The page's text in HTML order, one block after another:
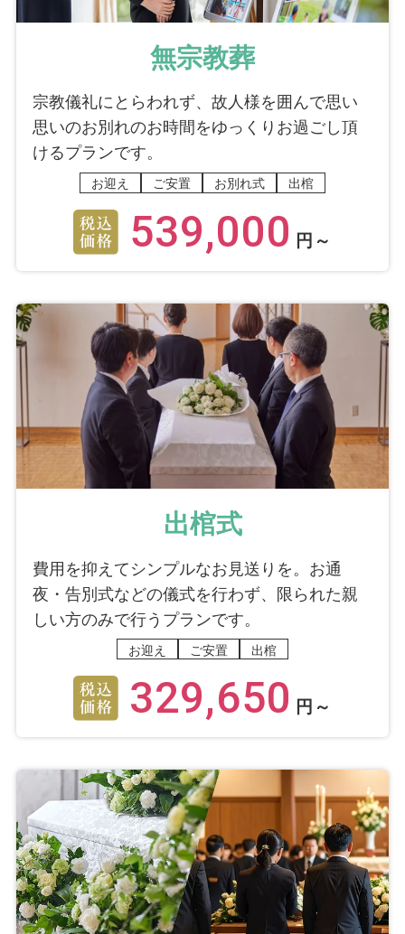
無宗教葬
宗教儀礼にとらわれず、故人様を囲んで思い
思いのお別れのお時間をゆっくりお過ごし頂
けるプランです。
お迎え ご安置 お別れ式 出棺
539,000 円～
出棺式
費用を抑えてシンプルなお見送りを。お通
夜・告別式などの儀式を行わず、限られた親
しい方のみで行うプランです。
お迎え ご安置 出棺
329,650 円～